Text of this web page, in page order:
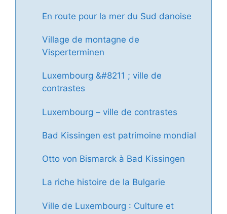
En route pour la mer du Sud danoise
Village de montagne de
Visperterminen
Luxembourg &#8211 ; ville de
contrastes
Luxembourg – ville de contrastes
Bad Kissingen est patrimoine mondial
Otto von Bismarck à Bad Kissingen
La riche histoire de la Bulgarie
Ville de Luxembourg : Culture et